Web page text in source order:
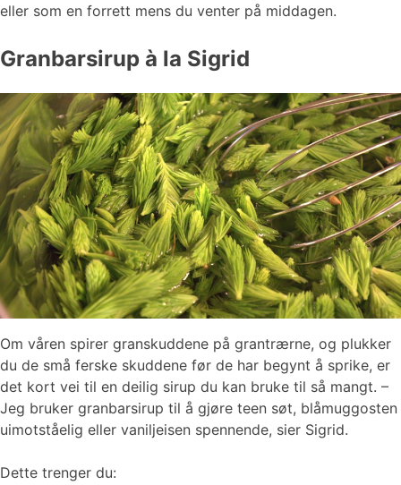
eller som en forrett mens du venter på middagen.
Granbarsirup à la Sigrid
Om våren spirer granskuddene på grantrærne, og plukker
du de små ferske skuddene før de har begynt å sprike, er
det kort vei til en deilig sirup du kan bruke til så mangt. –
Jeg bruker granbarsirup til å gjøre teen søt, blåmuggosten
uimotståelig eller vaniljeisen spennende, sier Sigrid.
Dette trenger du: